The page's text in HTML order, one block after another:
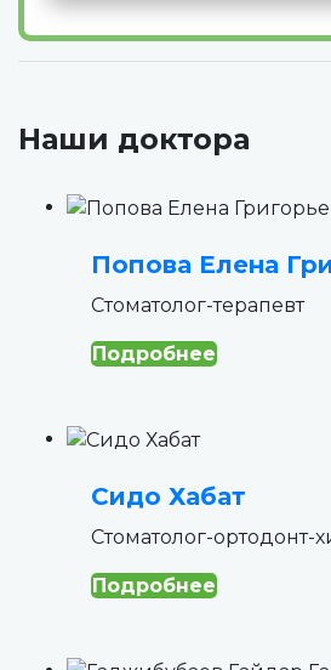
Наши доктора
Попова Елена
Стоматолог-терапевт
Подробнее
Сидо Хабат
Стоматолог-ортодонт-
Подробнее